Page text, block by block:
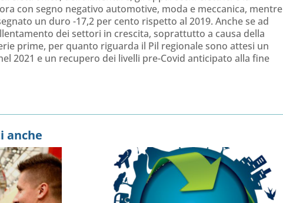
con segno negativo automotive, moda e meccanica, mentre
un duro -17,2 per cento rispetto al 2019. Anche se ad
dei settori in crescita, soprattutto a causa della
prime, per quanto riguarda il Pil regionale sono attesi un
2021 e un recupero dei livelli pre-Covid anticipato alla fine
anche